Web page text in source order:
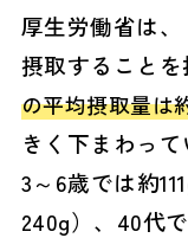
厚生労働省は、
摂取すること
の平均摂取量は
きく下まわっ
3～6歳では約
240g）、40代